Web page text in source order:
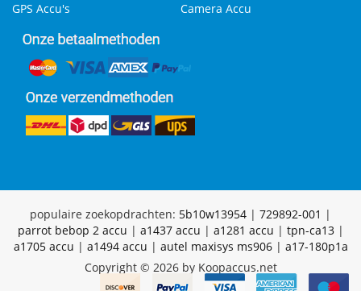
GPS Accu's
Camera Accu
populaire zoekopdrachten: 5b10w13954 | 729892-001 |
parrot bebop 2 accu | a1437 accu | a1281 accu | tpn-ca13|
a1705 accu | a1494 accu | autel maxisys ms906| a17-180p1a
Copyright © 2026 by Koopaccus.net